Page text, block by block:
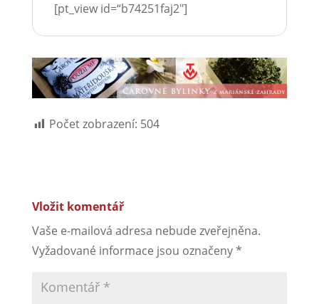
[pt_view id=“b74251faj2″]
Počet zobrazení: 504
Vložit komentář
Vaše e-mailová adresa nebude zveřejněna.
Vyžadované informace jsou označeny*